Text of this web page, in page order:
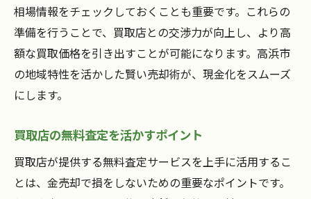
相場情報をチェックしておくことも重要です。これらの
準備を行うことで、買取店との交渉力が向上し、より高
額な買取価格を引き出すことが可能になります。高浜市
の地域特性を活かした賢い売却術が、現金化をスムーズ
にします。
買取店の無料査定を活かすポイント
買取店が提供する無料査定サービスを上手に活用するこ
とは、金売却で損をしないための重要なポイントです。